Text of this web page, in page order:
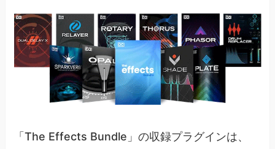
「The Effects Bundle」の収録プラグインは、